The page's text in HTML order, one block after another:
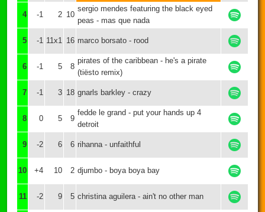
4 -1 2 10
sergio mendes featuring the black eyed
peas - mas que nada
5 -1 11x1 16 marco borsato - rood
6 -1 5 8
pirates of the caribbean - he's a pirate
(tiësto remix)
7 -1 3 18 gnarls barkley - crazy
8 0 5 9
fedde le grand - put your hands up 4
detroit
9 -2 6 6 rihanna - unfaithful
10 +4 10 2 djumbo - boya boya bay
11 -2 9 5 christina aguilera - ain't no other man